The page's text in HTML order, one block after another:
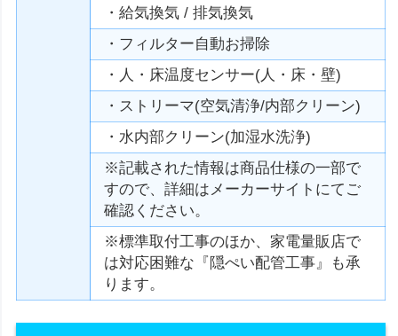
・給気換気 / 排気換気
・フィルター自動お掃除
・人・床温度センサー(人・床・壁)
・ストリーマ(空気清浄/内部クリーン)
・水内部クリーン(加湿水洗浄)
※記載された情報は商品仕様の一部で
すので、詳細はメーカーサイトにてご
確認ください。
※標準取付工事のほか、家電量販店で
は対応困難な『隠ぺい配管工事』も承
ります。